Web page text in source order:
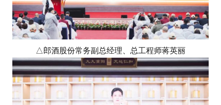
△郎酒股份常务副总经理、总工程师蒋英丽